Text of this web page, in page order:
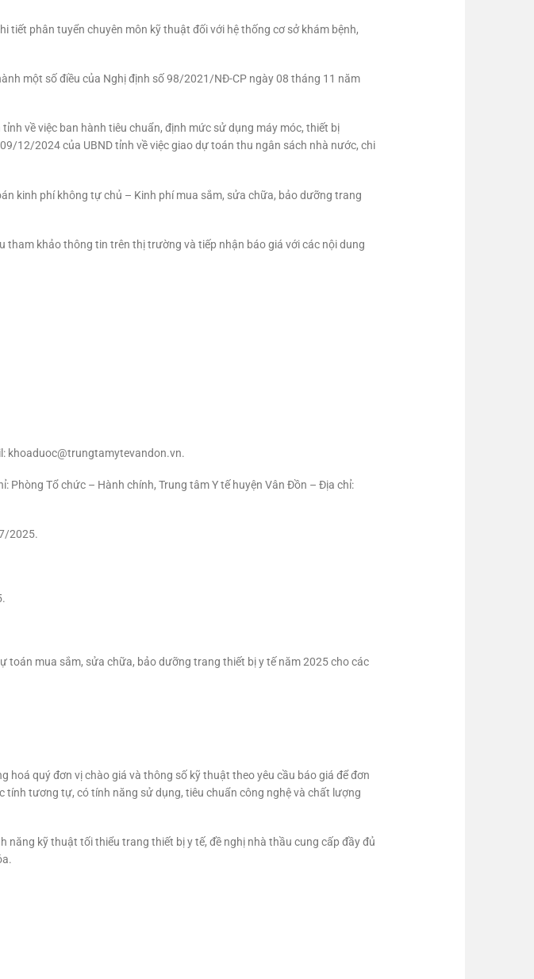
tiết phân tuyển chuyên môn kỹ thuật đối với hệ thống cơ sở khám bệnh,
một số điều của Nghị định số 98/2021/NĐ-CP ngày 08 tháng 11 năm
về việc ban hành tiêu chuẩn, định mức sử dụng máy móc, thiết bị
12/2024 của UBND tỉnh về việc giao dự toán thu ngân sách nhà nước, chi
kinh phí không tự chủ – Kinh phí mua sắm, sửa chữa, bảo dưỡng trang
tham khảo thông tin trên thị trường và tiếp nhận báo giá với các nội dung
khoaduoc@trungtamytevandon.vn.
Tổ chức – Hành chính, Trung tâm Y tế huyện Vân Đồn – Địa chỉ:
2025.
toán mua sắm, sửa chữa, bảo dưỡng trang thiết bị y tế năm 2025 cho các
quý đơn vị chào giá và thông số kỹ thuật theo yêu cầu báo giá để đơn
tương tự, có tính năng sử dụng, tiêu chuẩn công nghệ và chất lượng
kỹ thuật tối thiểu trang thiết bị y tế, đề nghị nhà thầu cung cấp đầy đủ